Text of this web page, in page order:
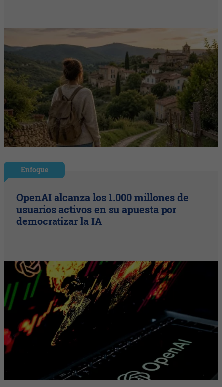
Enfoque
OpenAI alcanza los 1.000 millones de
usuarios activos en su apuesta por
democratizar la IA